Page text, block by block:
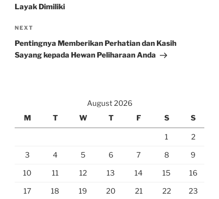
Layak Dimiliki
Next
Post
NEXT
Pentingnya Memberikan Perhatian dan Kasih
Sayang kepada Hewan Peliharaan Anda
August 2026
M
T W T F S S
1 2
3 4 5 6 7 8 9
10 11 12 13 14 15 16
17 18 19 20 21 22 23